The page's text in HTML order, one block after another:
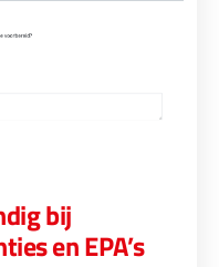
bij
en EPA’s